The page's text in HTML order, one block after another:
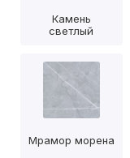
Камень
светлый
Мрамор морена